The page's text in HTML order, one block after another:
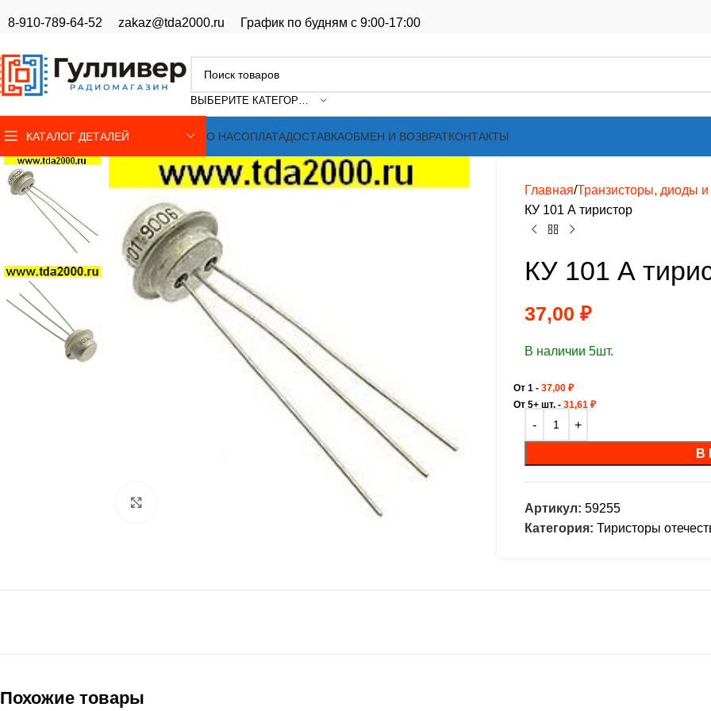
8-910-789-64-52 zakaz@tda2000.ru График по будням с 9:00-17:00
ВЫБЕРИТЕ КАТЕГОРИЮ
КАТАЛОГ ДЕТАЛЕЙ О НАСОПЛАТАДОСТАВКАОБМЕН И ВОЗВРАТКОНТАКТЫ
Главная Транзисторы, диоды и
КУ 101 А тиристор
КУ 101 А
37,00 ₽
В наличии 5шт.
От 1 - 37,00 ₽
От 5+ шт. - 31,61 ₽
В
Артикул: 59255
Категория: Тиристоры
Похожие товары